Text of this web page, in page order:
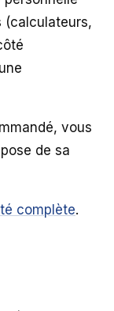
(calculateurs,
vous
de sa
complète.